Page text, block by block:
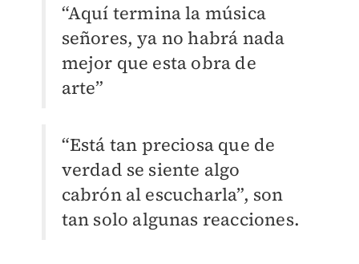
“Aquí termina la música
señores, ya no habrá nada
mejor que esta obra de
arte”
“Está tan preciosa que de
verdad se siente algo
cabrón al escucharla”, son
tan solo algunas reacciones.